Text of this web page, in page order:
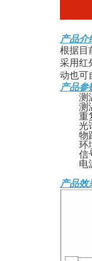
产品介
根据目
采用红
动也可
产品参
测
测
重
光
物
环
信
电
产品效